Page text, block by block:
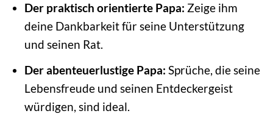
Der praktisch orientierte Papa: Zeige ihm
deine Dankbarkeit für seine Unterstützung
und seinen Rat.
Der abenteuerlustige Papa: Sprüche, die seine
Lebensfreude und seinen Entdeckergeist
würdigen, sind ideal.